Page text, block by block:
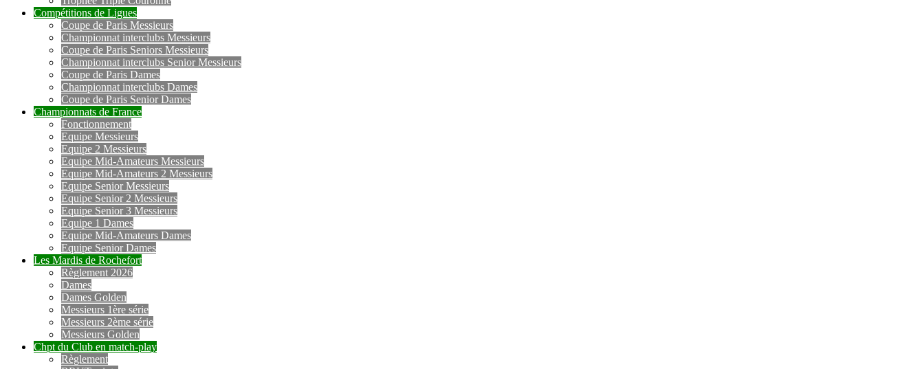
Compétitions de Ligues
Coupe de Paris Messieurs
Championnat interclubs Messieurs
Coupe de Paris Seniors Messieurs
Championnat interclubs Senior Messieurs
Coupe de Paris Dames
Championnat interclubs Dames
Coupe de Paris Senior Dames
Championnats de France
Fonctionnement
Equipe Messieurs
Equipe 2 Messieurs
Equipe Mid-Amateurs Messieurs
Equipe Mid-Amateurs 2 Messieurs
Equipe Senior Messieurs
Equipe Senior 2 Messieurs
Equipe Senior 3 Messieurs
Equipe 1 Dames
Equipe Mid-Amateurs Dames
Equipe Senior Dames
Les Mardis de Rochefort
Règlement 2026
Dames
Dames Golden
Messieurs 1ère série
Messieurs 2ème série
Messieurs Golden
Chpt du Club en match-play
Règlement